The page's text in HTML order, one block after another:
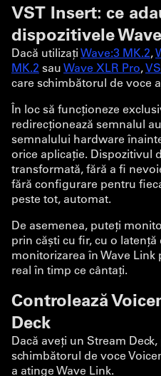
VST Insert: ce
dispozitivele
Dacă utilizațiWave:3 MK.2,
MK.2 sauWave XLR Pro,
care schimbătorul de voce
În loc să funcționeze
redirecționează semnalul
semnalului hardware
orice aplicație. Dispozitivul
transformată, fără a fi
fără configurare pentru
peste tot, automat.
De asemenea, puteți
prin căști cu fir, cu o
monitorizarea în Wave
real în timp ce cântați.
Controlează
Deck
Dacă aveți un Stream
schimbătorul de voce
a atinge Wave Link.